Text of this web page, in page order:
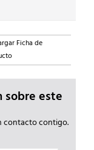
Ficha de
sobre este
contacto contigo.